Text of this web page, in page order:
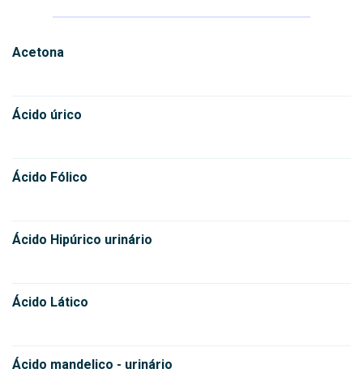
Acetona
Ácido úrico
Ácido Fólico
Ácido Hipúrico urinário
Ácido Lático
Ácido mandelico - urinário